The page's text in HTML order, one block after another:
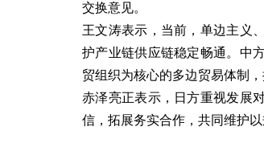
交换意见。
王文涛表示，当前，单边主义
护产业链供应链稳定畅通。中
贸组织为核心的多边贸易体制
赤泽亮正表示，日方重视发展
信，拓展务实合作，共同维护